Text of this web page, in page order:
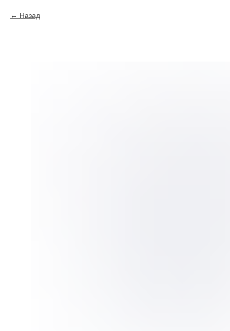
Назад